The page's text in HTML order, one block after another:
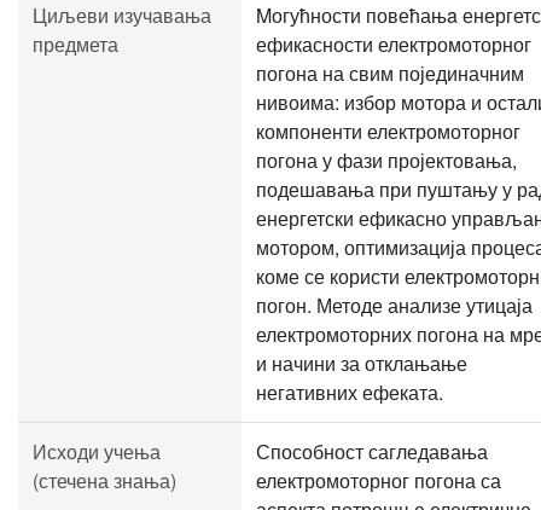
Циљеви изучавања
предмета
Mогућности повећањa
ефикасности електромоторног
погона на свим појединачним
нивоима: избор мотора и
компоненти електромоторног
погона у фази пројектовања,
подешавања при пуштању у
енергетски ефикасно
мотором, оптимизација
коме се користи
погон. Методе анализе утицаја
електромоторних погона на
и начини за отклањање
негативних ефеката.
Исходи учења
(стечена знања)
Способност сагледавања
електромоторног погона са